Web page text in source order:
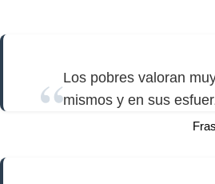
Los pobres valoran
mismos y en sus